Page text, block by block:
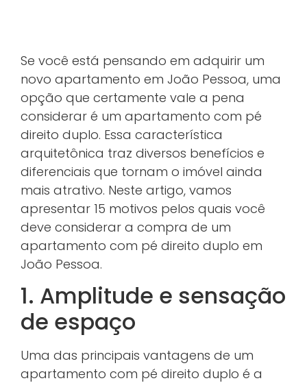
Se você está pensando em adquirir um
novo apartamento em João Pessoa, uma
opção que certamente vale a pena
considerar é um apartamento com pé
direito duplo. Essa característica
arquitetônica traz diversos benefícios e
diferenciais que tornam o imóvel ainda
mais atrativo. Neste artigo, vamos
apresentar 15 motivos pelos quais você
deve considerar a compra de um
apartamento com pé direito duplo em
João Pessoa.
1. Amplitude e sensação
de espaço
Uma das principais vantagens de um
apartamento com pé direito duplo é a